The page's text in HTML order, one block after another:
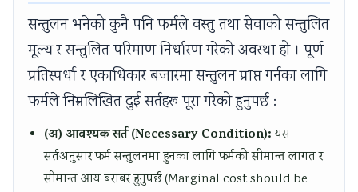
सन्तुलन भनेको कुनै पनि फर्मले वस्तु तथा सेवाको सन्तुलित
मूल्य र सन्तुलित परिमाण निर्धारण गरेको अवस्था हो । पूर्ण
प्रतिस्पर्धा र एकाधिकार बजारमा सन्तुलन प्राप्त गर्नका लागि
फर्मले निम्नलिखित दुई सर्तहरू पूरा गरेको हुनुपर्छ :
(अ) आवश्यक सर्त (Necessary Condition):यस
सर्तअनुसार फर्म सन्तुलनमा हुनका लागि फर्मको सीमान्त लागत र
सीमान्त आय बराबर हुनुपर्छ (Marginal cost should be